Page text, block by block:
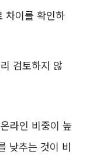
차이를 확인하
검토하지 않
라인 비중이 높
낮추는 것이 비